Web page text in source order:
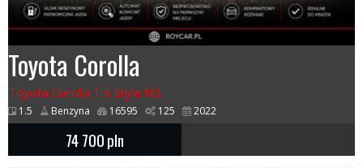
Toyota Corolla
Toyota Corolla 1.5 Style MS
1.5 Benzyna 16595 125 2022
74 700pln